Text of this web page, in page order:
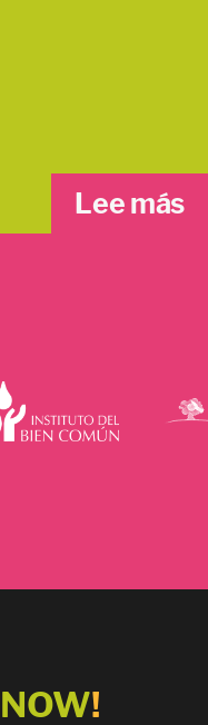
Lee más
NOW!